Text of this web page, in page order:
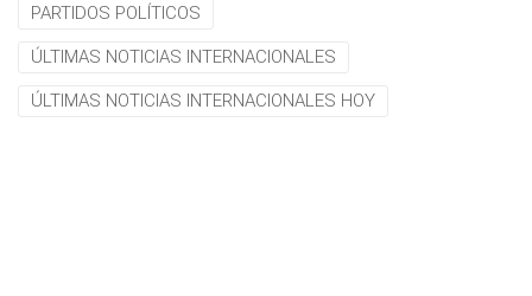
PARTIDOS POLÍTICOS
ÚLTIMAS NOTICIAS INTERNACIONALES
ÚLTIMAS NOTICIAS INTERNACIONALES HOY